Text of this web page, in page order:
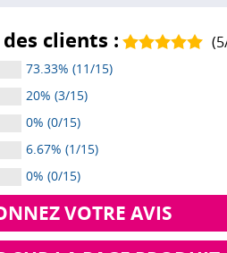
clients : (5
73.33% (11/15)
20% (3/15)
0% (0/15)
6.67% (1/15)
0% (0/15)
VOTRE AVIS